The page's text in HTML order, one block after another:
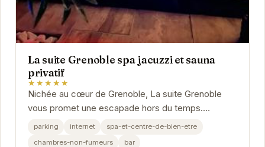
La suite Grenoble spa jacuzzi et sauna
privatif
★★★★★
Nichée au cœur de Grenoble, La suite Grenoble
vous promet une escapade hors du temps.
Plongez dans l'intimité d'un espace luxueux et
parking internet
spa-et-centre-de-bien-etre
chambres-non-fumeurs
bar